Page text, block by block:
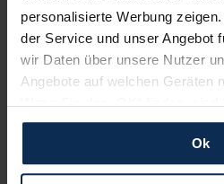
personalisierte Werbung
der Service und unser Angebot
wir Daten über unsere Nutzer
Angebote auf welchen Geräten
Wenn Sie das „OK“ finden,
und erlauben uns Cookies für
verwenden und diese Daten an
etwa an unsere
Ok
Polestar